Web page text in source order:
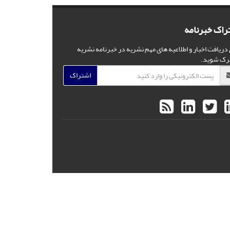
خبرنامه
دریافت اخبار و اطلاعیه های مهم نشریه در خبرنامه نشریه
شوید.
اشتراک